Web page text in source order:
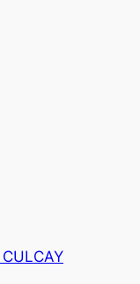
CULCAY